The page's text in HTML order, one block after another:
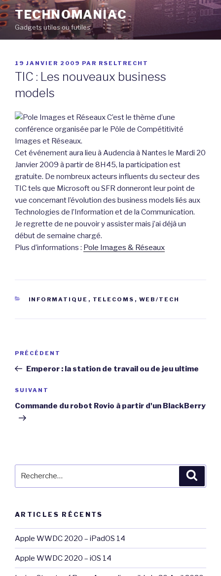
Aller
au
contenu
principal
TECHNOMANIAC
Gadgets utiles ou futiles
PUBLIÉ
LE
19 JANVIER 2009 PAR RSELTRECHT
TIC : Les nouveaux business
models
C’est le thème d’une
conférence organisée par le Pôle de Compétitivité
Images et Réseaux.
Cet événement aura lieu à Audencia à Nantes le Mardi 20
Janvier 2009 à partir de 8H45, la participation est
gratuite. De nombreux acteurs influents du secteur des
TIC tels que Microsoft ou SFR donneront leur point de
vue concernant l’évolution des business models liés aux
Technologies de l’Information et de la Communication.
Je regrette de ne pouvoir y assister mais j’ai déjà un
début de semaine chargé.
Plus d’informations : Pole Images & Réseaux
CATÉGORIES
INFORMATIQUE , TELECOMS , WEB/TECH
Navigation
l’article
Article
précédent
PRÉCÉDENT
Emperor : la station de travail ou de jeu ultime
Article
suivant
SUIVANT
Commande du robot Rovio à partir d'un BlackBerry
ARTICLES RÉCENTS
Apple WWDC 2020 – iPadOS 14
Apple WWDC 2020 – iOS 14